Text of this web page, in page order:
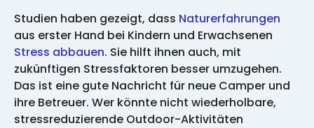
Studien haben gezeigt, dass Naturerfahrungen
aus erster Hand bei Kindern und Erwachsenen
Stress abbauen. Sie hilft ihnen auch, mit
zukünftigen Stressfaktoren besser umzugehen.
Das ist eine gute Nachricht für neue Camper und
ihre Betreuer. Wer könnte nicht wiederholbare,
stressreduzierende Outdoor-Aktivitäten